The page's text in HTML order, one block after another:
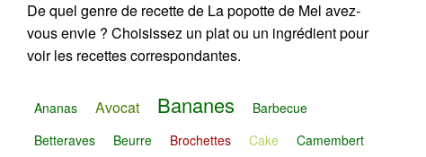
De quel genre de recette de La popotte de Mel avez-
vous envie ? Choisissez un plat ou un ingrédient pour
voir les recettes correspondantes.
Ananas Avocat Bananes
Barbecue
Betteraves
Beurre Brochettes Cake Camembert